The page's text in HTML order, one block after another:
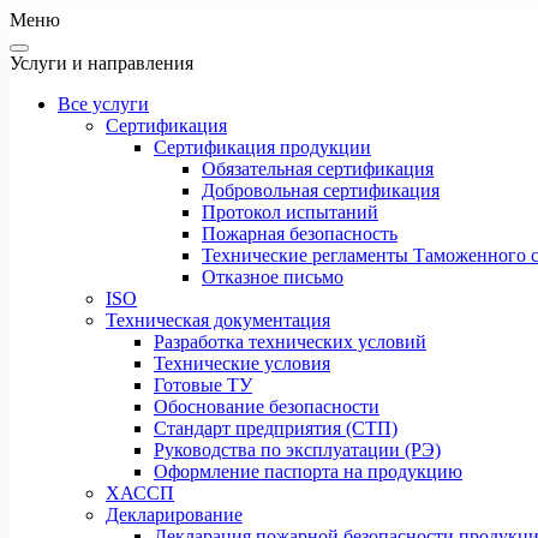
Меню
Услуги и направления
Все услуги
Сертификация
Сертификация продукции
Обязательная сертификация
Добровольная сертификация
Протокол испытаний
Пожарная безопасность
Технические регламенты Таможенного
Отказное письмо
ISO
Техническая документация
Разработка технических условий
Технические условия
Готовые ТУ
Обоснование безопасности
Стандарт предприятия (СТП)
Руководства по эксплуатации (РЭ)
Оформление паспорта на продукцию
ХАССП
Декларирование